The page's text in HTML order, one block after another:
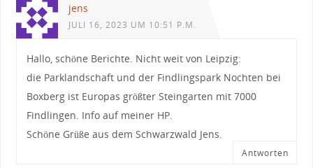
jens
JULI 16, 2023 UM 10:51 P.M.
Hallo, schöne Berichte. Nicht weit von Leipzig:
die Parklandschaft und der Findlingspark Nochten bei
Boxberg ist Europas größter Steingarten mit 7000
Findlingen. Info auf meiner HP.
Schöne Grüße aus dem Schwarzwald Jens.
Antworten